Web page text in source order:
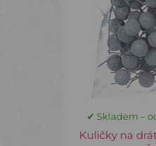
✔ Skladem –
Kuličky na